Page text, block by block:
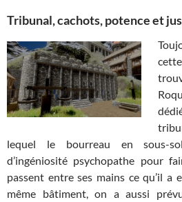
Tribunal, cachots, potence et
lequel le bourreau en sous-
d’ingéniosité psychopathe pour
passent entre ses mains ce qu’il a
même bâtiment, on a aussi